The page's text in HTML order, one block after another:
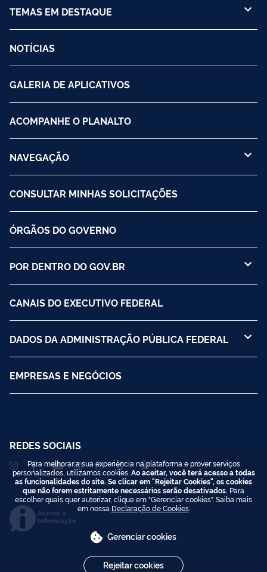
TEMAS EM DESTAQUE
NOTÍCIAS
GALERIA DE APLICATIVOS
ACOMPANHE O PLANALTO
NAVEGAÇÃO
CONSULTAR MINHAS SOLICITAÇÕES
ÓRGÃOS DO GOVERNO
POR DENTRO DO GOV.BR
CANAIS DO EXECUTIVO FEDERAL
DADOS DA ADMINISTRAÇÃO PÚBLICA FEDERAL
EMPRESAS E NEGÓCIOS
REDES SOCIAIS
Acesso à
Informação
Para melhorar a sua experiência na plataforma e prover serviços
personalizados, utilizamos cookies. Ao aceitar, você terá acesso a todas
as funcionalidades do site. Se clicar em "Rejeitar Cookies", os cookies
que não forem estritamente necessários serão desativados. Para
escolher quais quer autorizar, clique em "Gerenciar cookies". Saiba mais
em nossa Declaração de Cookies.
Gerenciar cookies
Rejeitar cookies